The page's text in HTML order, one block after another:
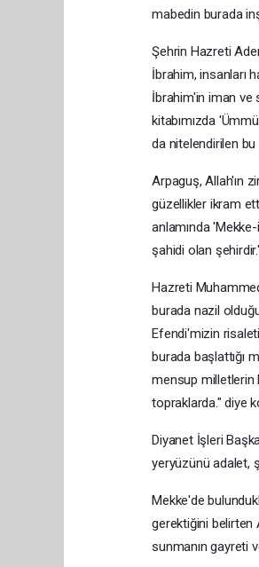
mabedin burada
Şehrin Hazreti
İbrahim, insanları
İbrahim'in iman ve
kitabımızda
da nitelendirilen bu
Arpaguş, Allah'ın
güzellikler ikram
anlamında
şahidi olan
Hazreti
burada nazil
Efendi'mizin
burada başlattığı
mensup milletlerin
topraklarda." diye
Diyanet İşleri
yeryüzünü adalet,
Mekke'de
gerektiğini belirten
sunmanın gayreti